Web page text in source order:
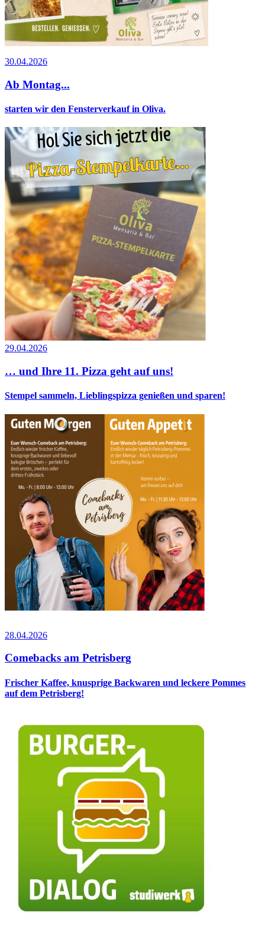
30.04.2026
Ab Montag...
starten wir den Fensterverkauf in Oliva.
29.04.2026
… und Ihre 11. Pizza geht auf uns!
Stempel sammeln, Lieblingspizza genießen und sparen!
28.04.2026
Comebacks am Petrisberg
Frischer Kaffee, knusprige Backwaren und leckere Pommes
auf dem Petrisberg!